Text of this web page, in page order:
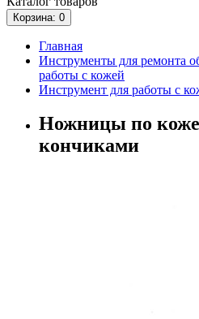
Корзина: 0
Главная
Инструменты для ремонта
работы с кожей
Инструмент для работы с
Ножницы по
кончиками